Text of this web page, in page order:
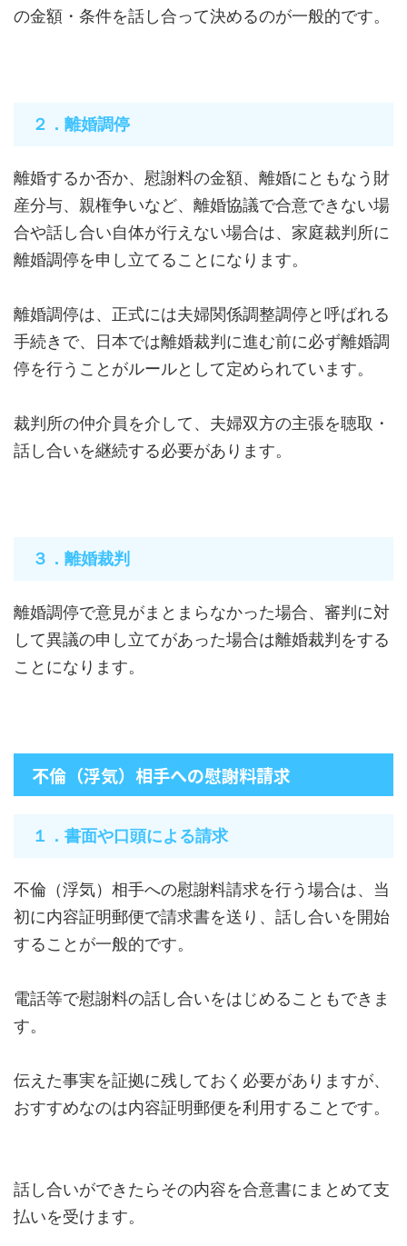
の金額・条件を話し合って決めるのが一般的です。
２．離婚調停
離婚するか否か、慰謝料の金額、離婚にともなう財
産分与、親権争いなど、離婚協議で合意できない場
合や話し合い自体が行えない場合は、家庭裁判所に
離婚調停を申し立てることになります。
離婚調停は、正式には夫婦関係調整調停と呼ばれる
手続きで、日本では離婚裁判に進む前に必ず離婚調
停を行うことがルールとして定められています。
裁判所の仲介員を介して、夫婦双方の主張を聴取・
話し合いを継続する必要があります。
３．離婚裁判
離婚調停で意見がまとまらなかった場合、審判に対
して異議の申し立てがあった場合は離婚裁判をする
ことになります。
不倫（浮気）相手への慰謝料請求
１．書面や口頭による請求
不倫（浮気）相手への慰謝料請求を行う場合は、当
初に内容証明郵便で請求書を送り、話し合いを開始
することが一般的です。
電話等で慰謝料の話し合いをはじめることもできま
す。
伝えた事実を証拠に残しておく必要がありますが、
おすすめなのは内容証明郵便を利用することです。
話し合いができたらその内容を合意書にまとめて支
払いを受けます。